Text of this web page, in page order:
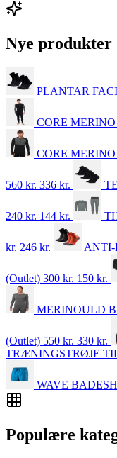
Nye produkter
PLANTAR
CORE
CORE
560 kr. 336 kr.
240 kr. 144 kr.
kr. 246 kr. ANTI-
(Outlet) 300 kr. 150 kr.
MERINOULD
(Outlet) 550 kr. 330 kr.
TRÆNINGSTRØJE
WAVE
Populære